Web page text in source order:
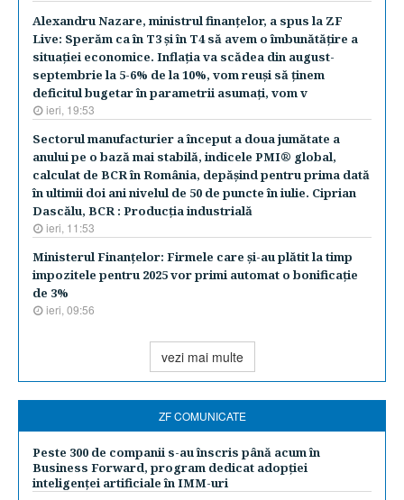
Alexandru Nazare, ministrul finanţelor, a spus la ZF
Live: Sperăm ca în T3 şi în T4 să avem o îmbunătăţire a
situaţiei economice. Inflaţia va scădea din august-
septembrie la 5-6% de la 10%, vom reuşi să ţinem
deficitul bugetar în parametrii asumaţi, vom v
ieri, 19:53
Sectorul manufacturier a început a doua jumătate a
anului pe o bază mai stabilă, indicele PMI® global,
calculat de BCR în România, depăşind pentru prima dată
în ultimii doi ani nivelul de 50 de puncte în iulie. Ciprian
Dascălu, BCR : Producţia industrială
ieri, 11:53
Ministerul Finanţelor: Firmele care şi-au plătit la timp
impozitele pentru 2025 vor primi automat o bonificaţie
de 3%
ieri, 09:56
vezi mai multe
ZF COMUNICATE
Peste 300 de companii s-au înscris până acum în
Business Forward, program dedicat adopției
inteligenței artificiale în IMM-uri